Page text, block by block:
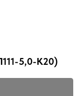
5,0-К20)